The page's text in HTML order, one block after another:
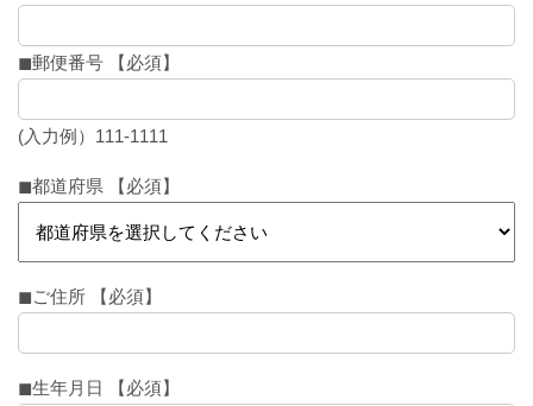
◼︎郵便番号 【必須】
(入力例）111-1111
◼︎都道府県 【必須】
◼︎ご住所 【必須】
◼︎生年月日 【必須】